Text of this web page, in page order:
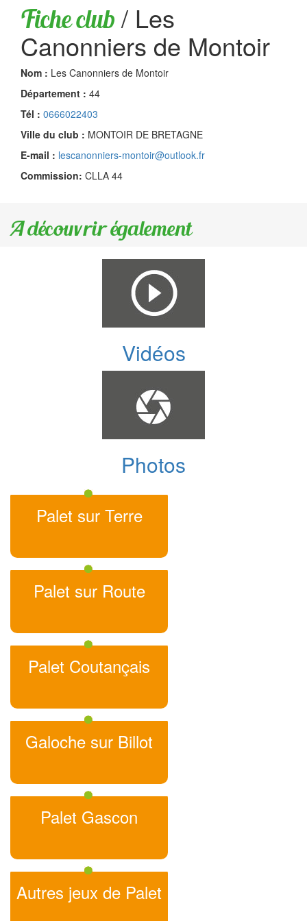
Fiche club / Les
Canonniers de Montoir
Nom : Les Canonniers de Montoir
Département : 44
Tél : 0666022403
Ville du club : MONTOIR DE BRETAGNE
E-mail : lescanonniers-montoir@outlook.fr
Commission: CLLA 44
A découvrir également
Vidéos
Photos
Palet sur Terre
Palet sur Route
Palet Coutançais
Galoche sur Billot
Palet Gascon
Autres jeux de Palet